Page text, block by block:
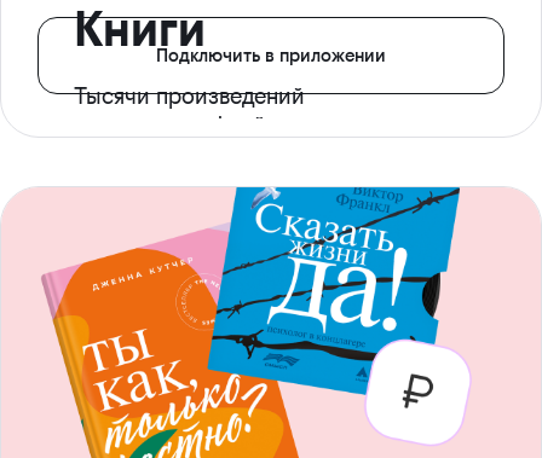
Книги
Тысячи произведений
с доступом офлайн
Подключить в приложении